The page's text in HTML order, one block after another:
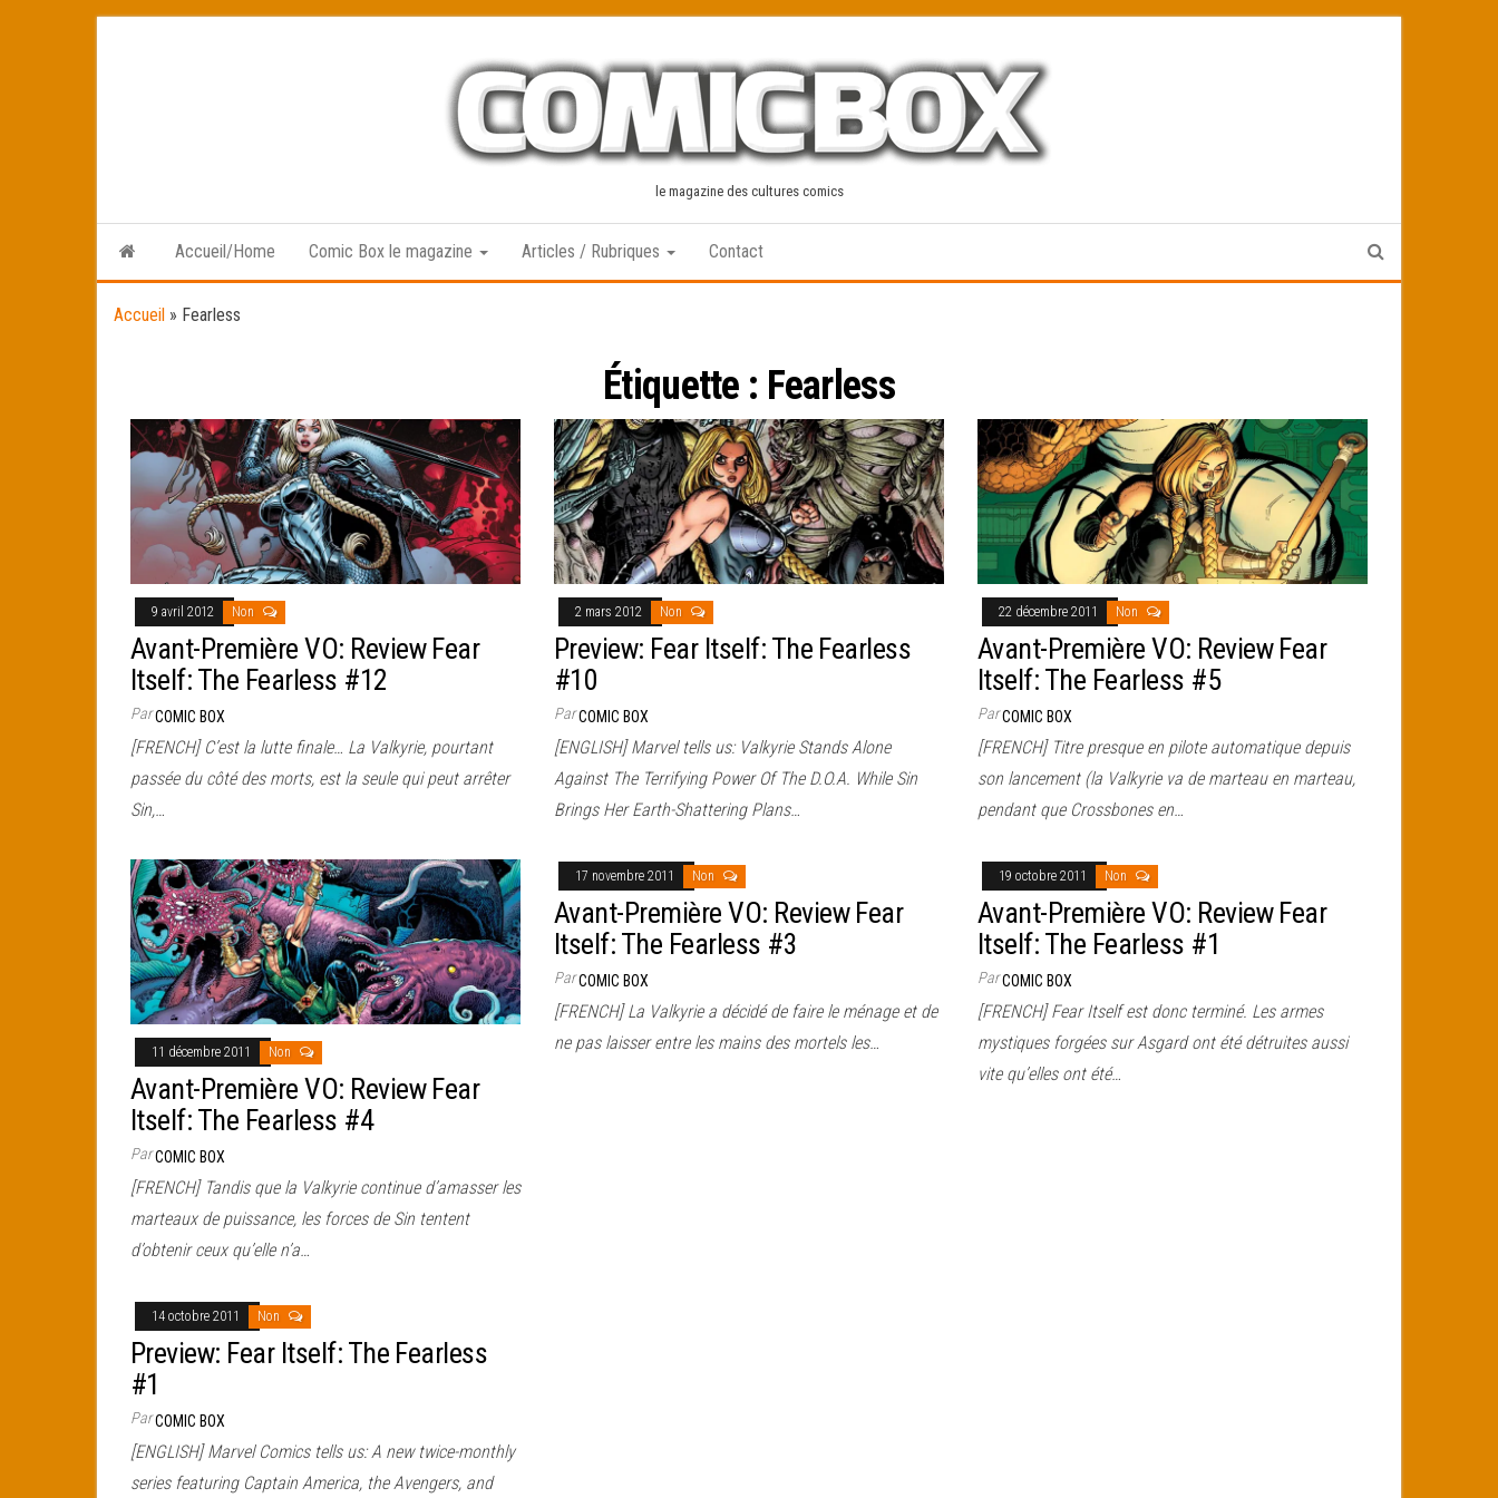
le magazine des cultures comics
Accueil/Home Comic Box le magazine Articles / Rubriques Contact
Accueil » Fearless
Étiquette : Fearless
9 avril 2012 Non
Avant-Première VO: Review Fear
Itself: The Fearless #12
ParCOMIC BOX
[FRENCH] C’est la lutte finale… La Valkyrie, pourtant
passée du côté des morts, est la seule qui peut arrêter
Sin,…
2 mars 2012 Non
Preview: Fear Itself: The Fearless
#10
ParCOMIC BOX
[ENGLISH] Marvel tells us: Valkyrie Stands Alone
Against The Terrifying Power Of The D.O.A. While Sin
Brings Her Earth-Shattering Plans…
22 décembre 2011 Non
Avant-Première VO: Review Fear
Itself: The Fearless #5
ParCOMIC BOX
[FRENCH] Titre presque en pilote automatique depuis
son lancement (la Valkyrie va de marteau en marteau,
pendant que Crossbones en…
11 décembre 2011 Non
Avant-Première VO: Review Fear
Itself: The Fearless #4
ParCOMIC BOX
[FRENCH] Tandis que la Valkyrie continue d’amasser les
marteaux de puissance, les forces de Sin tentent
d’obtenir ceux qu’elle n’a…
17 novembre 2011 Non
Avant-Première VO: Review Fear
Itself: The Fearless #3
ParCOMIC BOX
[FRENCH] La Valkyrie a décidé de faire le ménage et de
ne pas laisser entre les mains des mortels les…
19 octobre 2011 Non
Avant-Première VO: Review Fear
Itself: The Fearless #1
ParCOMIC BOX
[FRENCH] Fear Itself est donc terminé. Les armes
mystiques forgées sur Asgard ont été détruites aussi
vite qu’elles ont été…
14 octobre 2011 Non
Preview: Fear Itself: The Fearless
#1
ParCOMIC BOX
[ENGLISH] Marvel Comics tells us: A new twice-monthly
series featuring Captain America, the Avengers, and